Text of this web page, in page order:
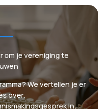
om je vereniging te
We vertellen je er
over.
in.